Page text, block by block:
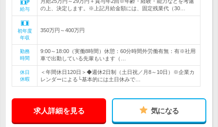
給与
の上、決定します。※上記月給金額には、固定残業代（30…
初年度
年収
350万円～400万円
勤務
時間
9:00～18:00（実働8時間）休憩：60分時間外労働有無：有※社用
車で出勤している先輩もいます（…
休日
休暇
＜年間休日120日＞◆週休2日制（土日祝／月8～10日）※企業カ
レンダーによる└基本的には土日休みで…
求人詳細を見る 気になる